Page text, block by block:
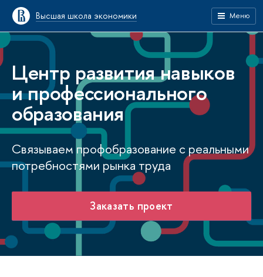
Высшая школа экономики Меню
Центр развития навыков
и профессионального
образования
Связываем профобразование с реальными
потребностями рынка труда
Заказать проект